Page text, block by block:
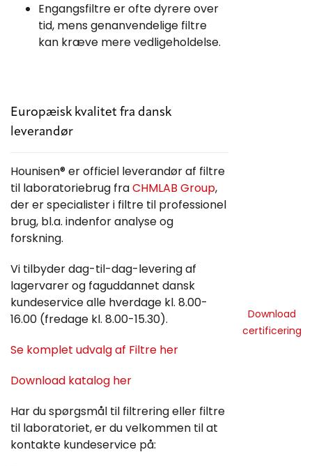
Engangsfiltre er ofte dyrere over
tid, mens genanvendelige filtre
kan kræve mere vedligeholdelse.
Europæisk kvalitet fra dansk
leverandør
Hounisen® er officiel leverandør af filtre
til laboratoriebrug fraCHMLAB Group,
der er specialister i filtre til professionel
brug, bl.a. indenfor analyse og
forskning.
Vi tilbyder dag-til-dag-levering af
lagervarer og faguddannet dansk
kundeservice alle hverdage kl. 8.00-
16.00 (fredage kl. 8.00-15.30).
Se komplet udvalg af Filtre her
Download katalog her
Har du spørgsmål til filtrering eller filtre
til laboratoriet, er du velkommen til at
kontakte kundeservice på:
Download
certificering